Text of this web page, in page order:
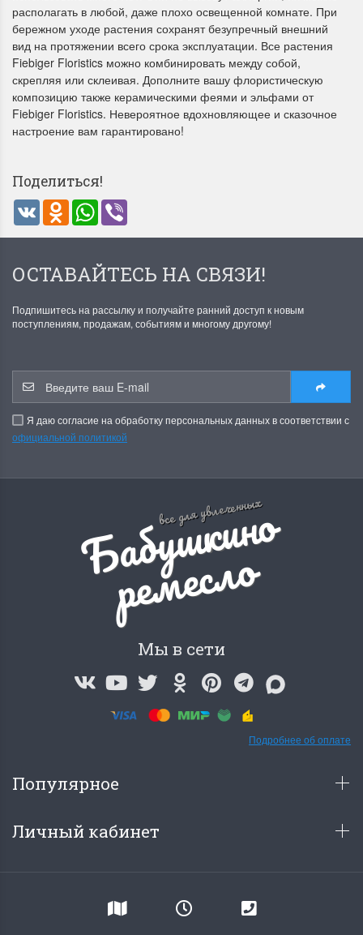
располагать в любой, даже плохо освещенной комнате. При
бережном уходе растения сохранят безупречный внешний
вид на протяжении всего срока эксплуатации. Все растения
Fiebiger Floristics можно комбинировать между собой,
скрепляя или склеивая. Дополните вашу флористическую
композицию также керамическими феями и эльфами от
Fiebiger Floristics. Невероятное вдохновляющее и сказочное
настроение вам гарантировано!
Поделиться!
VK Odnoklassniki
WhatsApp
ОСТАВАЙТЕСЬ НА СВЯЗИ!
Подпишитесь на рассылку и получайте ранний доступ к новым
поступлениям, продажам, событиям и многому другому!
Я даю согласие на обработку персональных данных в соответствии с
официальной политикой
все для увлеченных
Б
а
б
у
ш
к
и
н
о
р
е
м
е
с
л
о
Мы в сети
Подробнее об оплате
Популярное
Личный кабинет